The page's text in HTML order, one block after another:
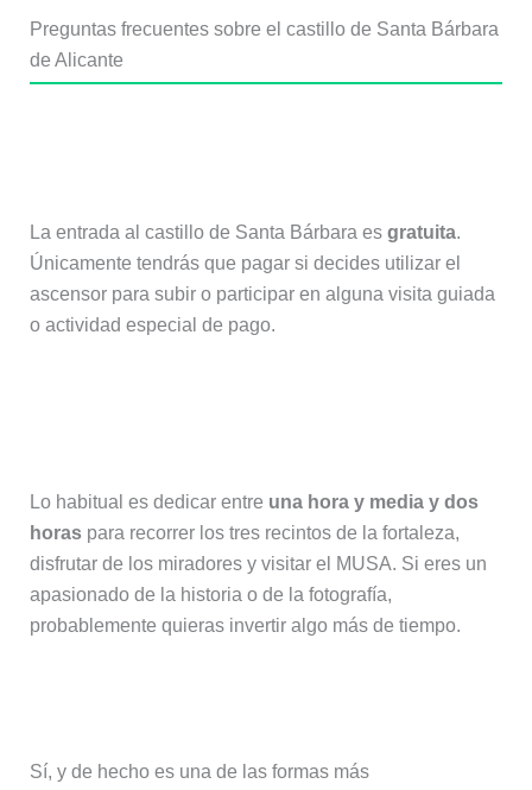
Preguntas frecuentes sobre el castillo de Santa Bárbara
de Alicante
La entrada al castillo de Santa Bárbara es gratuita.
Únicamente tendrás que pagar si decides utilizar el
ascensor para subir o participar en alguna visita guiada
o actividad especial de pago.
Lo habitual es dedicar entre una hora y media y dos
horaspara recorrer los tres recintos de la fortaleza,
disfrutar de los miradores y visitar el MUSA. Si eres un
apasionado de la historia o de la fotografía,
probablemente quieras invertir algo más de tiempo.
Sí, y de hecho es una de las formas más